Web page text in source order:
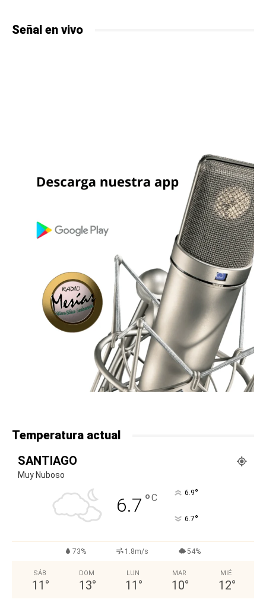
Señal en vivo
Temperatura actual
SANTIAGO
Muy Nuboso
6.7 °C 6.9°
6.7°
73% 1.8m/s 54%
SÁB
11 °
DOM
13°
LUN
11 °
MAR
10°
MIÉ
12°